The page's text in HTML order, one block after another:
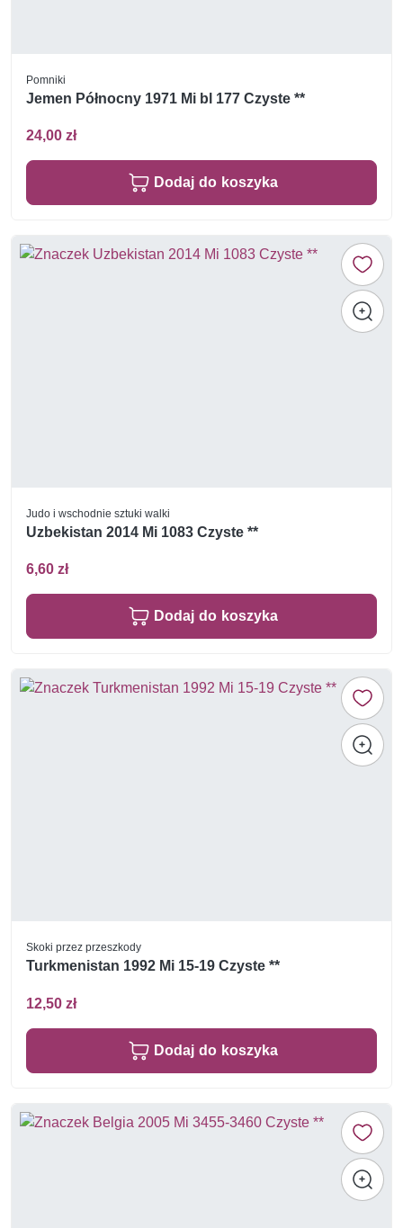
Pomniki
Jemen Północny 1971 Mi bl 177 Czyste **
24,00 zł
Dodaj do koszyka
Judo i wschodnie sztuki walki
Uzbekistan 2014 Mi 1083 Czyste **
6,60 zł
Dodaj do koszyka
Skoki przez przeszkody
Turkmenistan 1992 Mi 15-19 Czyste **
12,50 zł
Dodaj do koszyka